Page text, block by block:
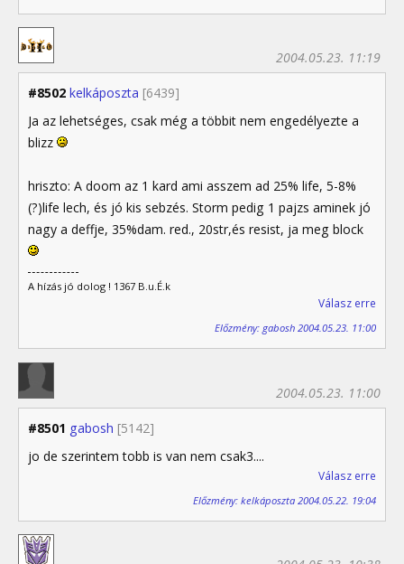
#8502 kelkáposzta [6439]
2004.05.23. 11:19
Ja az lehetséges, csak még a többit nem engedélyezte a
blizz
hriszto: A doom az 1 kard ami asszem ad 25% life, 5-8%
(?)life lech, és jó kis sebzés. Storm pedig 1 pajzs aminek jó
nagy a deffje, 35%dam. red., 20str,és resist, ja meg block
A hízás jó dolog ! 1367 B.u.É.k
Válasz erre
Előzmény: gabosh 2004.05.23. 11:00
#8501 gabosh [5142]
2004.05.23. 11:00
jo de szerintem tobb is van nem csak3....
Válasz erre
Előzmény: kelkáposzta 2004.05.22. 19:04